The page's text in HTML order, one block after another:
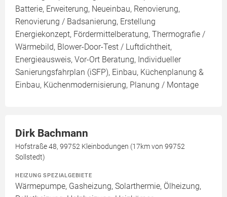
Batterie, Erweiterung, Neueinbau, Renovierung,
Renovierung / Badsanierung, Erstellung
Energiekonzept, Fördermittelberatung, Thermografie /
Wärmebild, Blower-Door-Test / Luftdichtheit,
Energieausweis, Vor-Ort Beratung, Individueller
Sanierungsfahrplan (iSFP), Einbau, Küchenplanung &
Einbau, Küchenmodernisierung, Planung / Montage
Dirk Bachmann
Hofstraße 48, 99752 Kleinbodungen (17km von 99752
Sollstedt)
HEIZUNG SPEZIALGEBIETE
Wärmepumpe, Gasheizung, Solarthermie, Ölheizung,